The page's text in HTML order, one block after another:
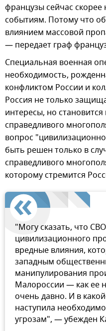
французы сейчас скорее
событиям. Потому что
влиянием массовой
— передает граф
Специальная военная
необходимость,
конфликтом России и
Россия не только
интересы, но
справедливого
вопрос
быть решен только в
справедливого
которому стремится
"Могу сказать, что
цивилизационного
вредные влияния,
западным
манипулирования
Малороссии — как ее
очень давно. И в
наступила
угрозам", — убежден